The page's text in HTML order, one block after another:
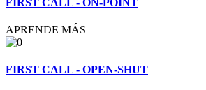
APRENDE MÁS
FIRST CALL - OPEN-SHUT